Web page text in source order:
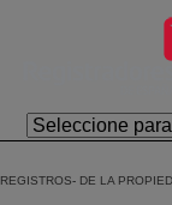
Skip to Main
REGISTROS DE LA